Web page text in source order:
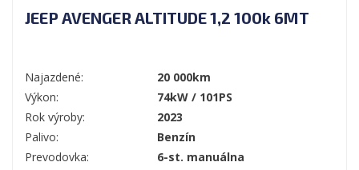
JEEP AVENGER ALTITUDE 1,2 100k 6MT
Najazdené:
20 000km
Výkon:
74kW / 101PS
Rok výroby:
2023
Palivo:
Benzín
Prevodovka:
6-st. manuálna